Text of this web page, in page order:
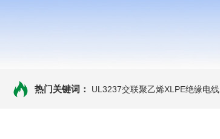
热门关键词： UL3237交联聚乙烯XLPE绝缘电线